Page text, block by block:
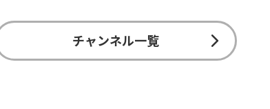
チャンネル一覧